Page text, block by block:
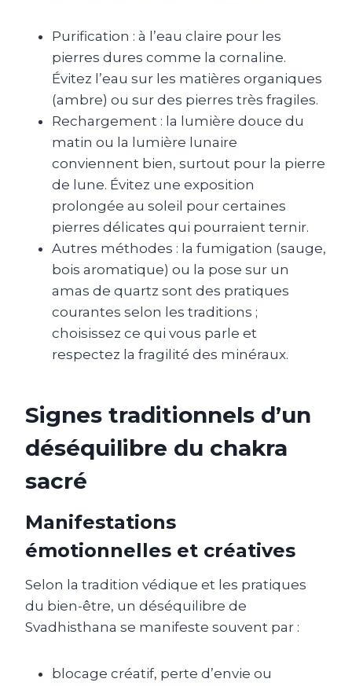
Purification : à l’eau claire pour les
pierres dures comme la cornaline.
Évitez l’eau sur les matières organiques
(ambre) ou sur des pierres très fragiles.
Rechargement : la lumière douce du
matin ou la lumière lunaire
conviennent bien, surtout pour la pierre
de lune. Évitez une exposition
prolongée au soleil pour certaines
pierres délicates qui pourraient ternir.
Autres méthodes : la fumigation (sauge,
bois aromatique) ou la pose sur un
amas de quartz sont des pratiques
courantes selon les traditions ;
choisissez ce qui vous parle et
respectez la fragilité des minéraux.
Signes traditionnels d’un
déséquilibre du chakra
sacré
Manifestations
émotionnelles et créatives
Selon la tradition védique et les pratiques
du bien-être, un déséquilibre de
Svadhisthana se manifeste souvent par :
blocage créatif, perte d’envie ou